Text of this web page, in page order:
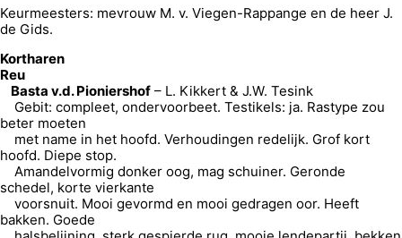
Keurmeesters: mevrouw M. v. Viegen-Rappange en de heer J.
de Gids.
Kortharen
Reu
Basta v.d. Pioniershof – L. Kikkert & J.W. Tesink
Gebit: compleet, ondervoorbeet. Testikels: ja. Rastype zou
beter moeten
met name in het hoofd. Verhoudingen redelijk. Grof kort
hoofd. Diepe stop.
Amandelvormig donker oog, mag schuiner. Geronde
schedel, korte vierkante
voorsnuit. Mooi gevormd en mooi gedragen oor. Heeft
bakken. Goede